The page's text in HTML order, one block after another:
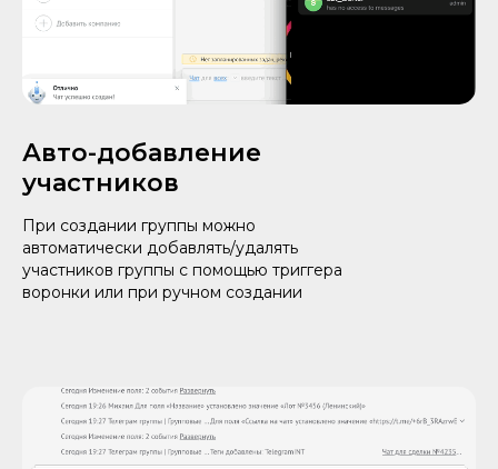
Авто-добавление
участников
При создании группы можно
автоматически добавлять/удалять
участников группы с помощью триггера
воронки или при ручном создании